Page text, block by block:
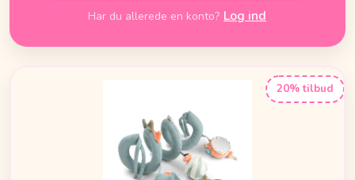
Har du allerede en konto? Log ind
20% tilbud